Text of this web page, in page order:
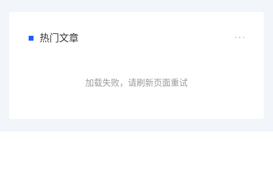
热门文章
加载失败，请刷新页面重试